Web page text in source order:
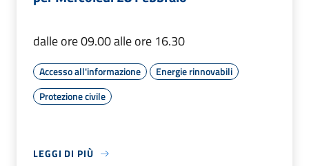
dalle ore 09.00 alle ore 16.30
Accesso all'informazione
Energie rinnovabili
Protezione civile
LEGGI DI PIÙ